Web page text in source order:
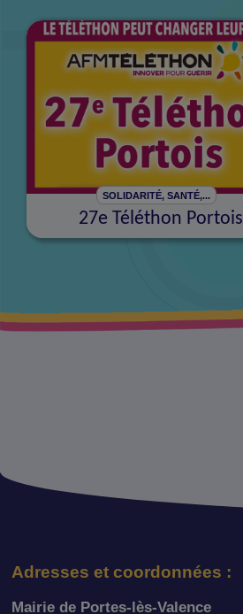
SOLIDARITÉ, SANTÉ,...
27e Téléthon Portois
Adresses et coordonnées :
Mairie de Portes-lès-Valence